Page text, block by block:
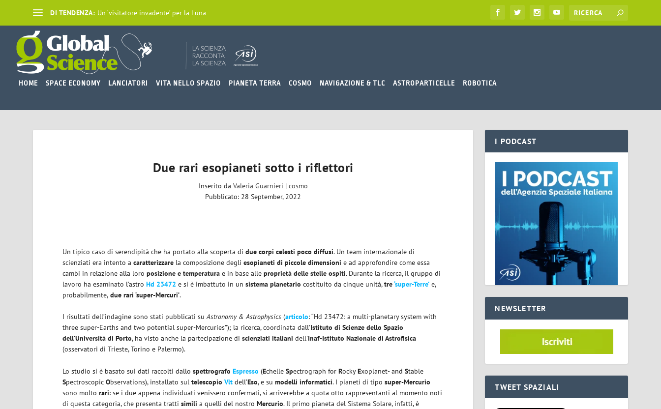
DI TENDENZA: Un ‘visitatore invadente’ per la Luna
HOME SPACE ECONOMY LANCIATORI VITA NELLO SPAZIO PIANETA TERRA COSMO NAVIGAZIONE & TLC ASTROPARTICELLE ROBOTICA
Due rari esopianeti sotto i riflettori
Inserito da Valeria Guarnieri | cosmo
Pubblicato: 28 September, 2022
Un tipico caso di serendipità che ha portato alla scoperta didue corpi celesti poco diffusi. Un team internazionale di
scienziati era intento acaratterizzare la composizione degliesopianeti di piccole dimensioni e ad approfondire come essa
cambi in relazione alla loroposizione e temperatura e in base alleproprietà delle stelle ospiti. Durante la ricerca, il gruppo di
lavoro ha esaminato l’astroHd 23472 e si è imbattuto in unsistema planetario costituito da cinque unità,tre‘super-Terre’ e,
probabilmente, due rari ‘super-Mercuri’.
I risultati dell’indagine sono stati pubblicati suAstronomy & Astrophysics (articolo: “Hd 23472: a multi-planetary system with
three super-Earths and two potential super-Mercuries”); la ricerca, coordinata dall’Istituto di Scienze dello Spazio
dell’Università di Porto, ha visto anche la partecipazione discienziati italiani dell’Inaf-Istituto Nazionale di Astrofisica
(osservatori di Trieste, Torino e Palermo).
Lo studio si è basato sui dati raccolti dallospettrografoEspresso (EchelleSpectrograph forRockyExoplanet- andStable
SpectroscopicObservations), installato sultelescopioVlt dell’Eso, e sumodelli informatici. I pianeti di tiposuper-Mercurio
sono molto rari: se i due appena individuati venissero confermati, si arriverebbe a quota otto rappresentanti al momento noti
di questa categoria, che presenta trattisimili a quelli del nostroMercurio. Il primo pianeta del Sistema Solare, infatti, è
I PODCAST
NEWSLETTER
TWEET SPAZIALI